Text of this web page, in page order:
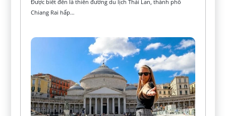
Được biết đến là thiên đường du lịch Thái Lan, thành phố
Chiang Rai hấp…